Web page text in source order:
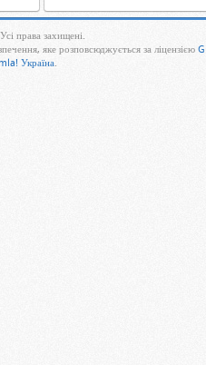
права захищені.
яке розповсюджується за ліцензією
Україна.